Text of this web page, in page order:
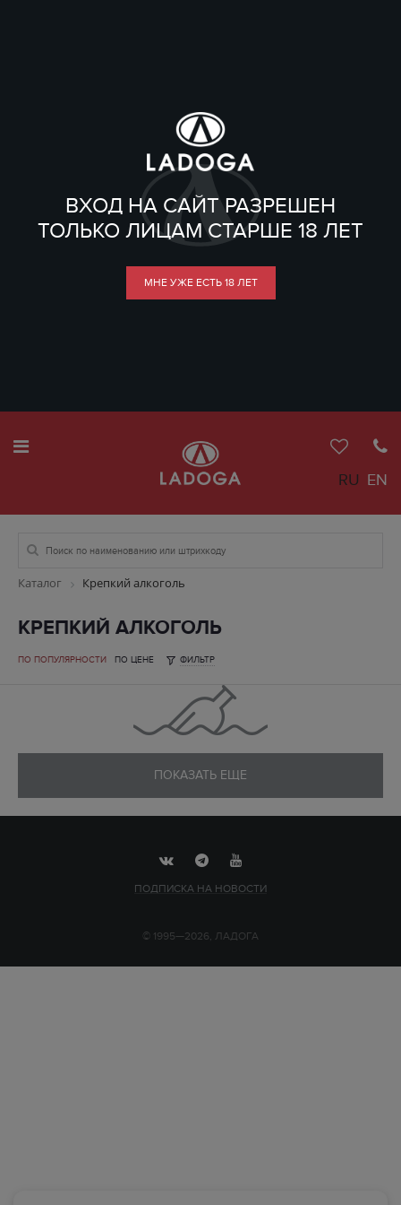
ВХОД НА САЙТ РАЗРЕШЕН
ТОЛЬКО ЛИЦАМ СТАРШЕ 18 ЛЕТ
МНЕ УЖЕ ЕСТЬ 18 ЛЕТ
RU EN
Каталог Крепкий алкоголь
КРЕПКИЙ АЛКОГОЛЬ
ПО ПОПУЛЯРНОСТИ ПО ЦЕНЕ ФИЛЬТР
ПОКАЗАТЬ ЕЩЕ
ПОДПИСКА НА НОВОСТИ
© 1995—2026, ЛАДОГА